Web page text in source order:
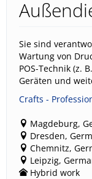
Sie sind
Wartung von
POS-Technik (z.
Geräten und
Crafts -
Magdeburg,
Dresden,
Chemnitz,
Leipzig,
Hybrid work